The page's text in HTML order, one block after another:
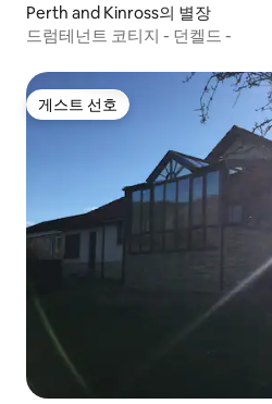
Perth and Kinross의 별장
드럼테넌트 코티지 - 던켈드 -
게스트 선호
게스트 선호